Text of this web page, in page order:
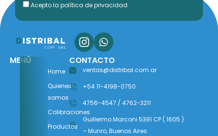
Acepto la política de privacidad
MENÚ
Home
Quienes
somos
Calibraciones
Productos
CONTACTO
ventas@distribal.com.ar
+54 11-4198-0750
4756-4547 / 4762-3211
Guillermo Marconi 5391 CP ( 1605 )
– Munro, Buenos Aires.